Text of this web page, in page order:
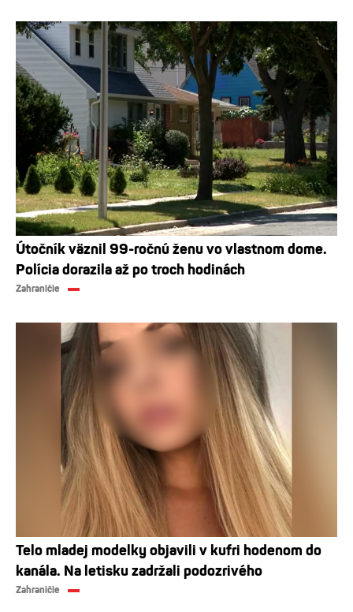
Útočník väznil 99-ročnú ženu vo vlastnom dome.
Polícia dorazila až po troch hodinách
Zahraničie
Telo mladej modelky objavili v kufri hodenom do
kanála. Na letisku zadržali podozrivého
Zahraničie